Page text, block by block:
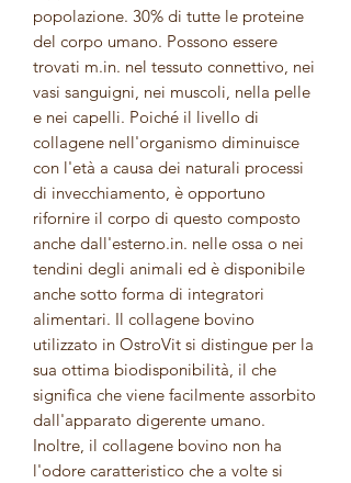
popolazione. 30% di tutte le proteine
del corpo umano. Possono essere
trovati m.in. nel tessuto connettivo, nei
vasi sanguigni, nei muscoli, nella pelle
e nei capelli. Poiché il livello di
collagene nell'organismo diminuisce
con l'età a causa dei naturali processi
di invecchiamento, è opportuno
rifornire il corpo di questo composto
anche dall'esterno.in. nelle ossa o nei
tendini degli animali ed è disponibile
anche sotto forma di integratori
alimentari. Il collagene bovino
utilizzato in OstroVit si distingue per la
sua ottima biodisponibilità, il che
significa che viene facilmente assorbito
dall'apparato digerente umano.
Inoltre, il collagene bovino non ha
l'odore caratteristico che a volte si